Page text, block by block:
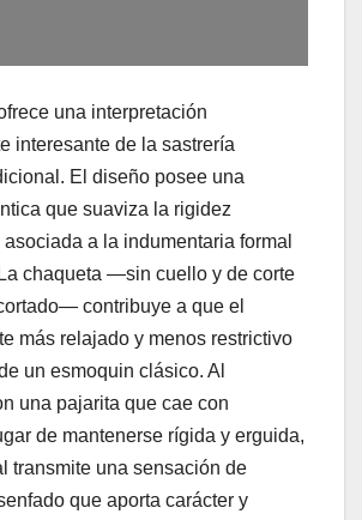
una interpretación
interesante de la sastrería
El diseño posee una
que suaviza la rigidez
a la indumentaria formal
chaqueta —sin cuello y de corte
contribuye a que el
más relajado y menos restrictivo
un esmoquin clásico. Al
una pajarita que cae con
de mantenerse rígida y erguida,
transmite una sensación de
que aporta carácter y